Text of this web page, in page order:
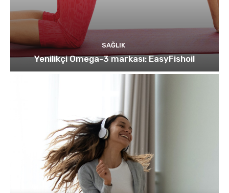
SAĞLIK
Yenilikçi Omega-3 markası: EasyFishoil